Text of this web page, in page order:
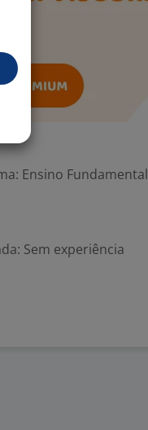
Ensino
Sem experiência